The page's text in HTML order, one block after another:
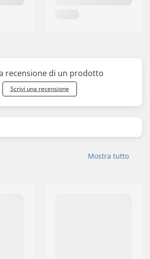
recensione di un prodotto
Scrivi una recensione
Mostra tutto